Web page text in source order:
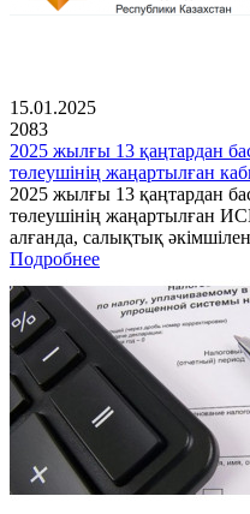
15.01.2025
2083
2025 жылғы 13 қаңтардан
төлеушінің жаңартылған
2025 жылғы 13 қаңтардан
төлеушінің жаңартылған
алғанда, салықтық
Подробнее